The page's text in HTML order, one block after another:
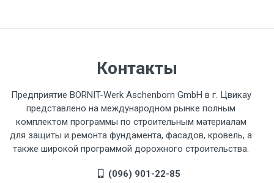
Контакты
Предприятие BORNIT-Werk Aschenborn GmbH в г. Цвикау
представлено на международном рынке полным
комплектом программы по строительным материалам
для защиты и ремонта фундамента, фасадов, кровель, а
также широкой программой дорожного строительства.
(096) 901-22-85